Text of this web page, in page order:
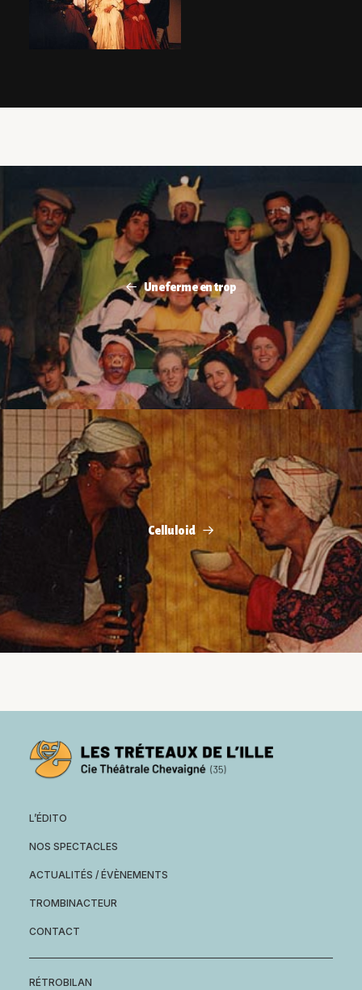
Une ferme en trop
Celluloid
L’ÉDITO
NOS SPECTACLES
ACTUALITÉS / ÉVÈNEMENTS
TROMBINACTEUR
CONTACT
RÉTROBILAN